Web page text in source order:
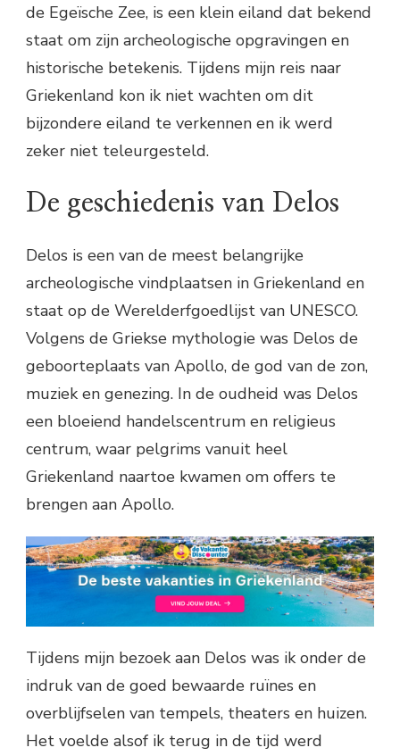
de Egeïsche Zee, is een klein eiland dat bekend
staat om zijn archeologische opgravingen en
historische betekenis. Tijdens mijn reis naar
Griekenland kon ik niet wachten om dit
bijzondere eiland te verkennen en ik werd
zeker niet teleurgesteld.
De geschiedenis van Delos
Delos is een van de meest belangrijke
archeologische vindplaatsen in Griekenland en
staat op de Werelderfgoedlijst van UNESCO.
Volgens de Griekse mythologie was Delos de
geboorteplaats van Apollo, de god van de zon,
muziek en genezing. In de oudheid was Delos
een bloeiend handelscentrum en religieus
centrum, waar pelgrims vanuit heel
Griekenland naartoe kwamen om offers te
brengen aan Apollo.
Tijdens mijn bezoek aan Delos was ik onder de
indruk van de goed bewaarde ruïnes en
overblijfselen van tempels, theaters en huizen.
Het voelde alsof ik terug in de tijd werd